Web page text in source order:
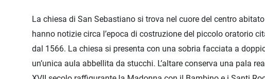
La chiesa di San Sebastiano si trova nel cuore del centro
hanno notizie circa l’epoca di costruzione del piccolo oratorio
dal 1566. La chiesa si presenta con una sobria facciata a
un’unica aula abbellita da stucchi. L’altare conserva una pala